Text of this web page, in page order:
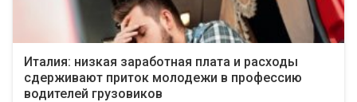
Италия: низкая заработная плата и расходы
сдерживают приток молодежи в профессию
водителей грузовиков